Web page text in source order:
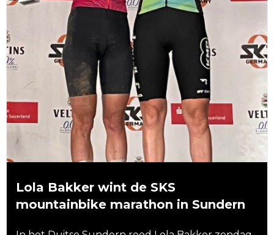
Lola Bakker wint de SKS
mountainbike marathon in Sundern